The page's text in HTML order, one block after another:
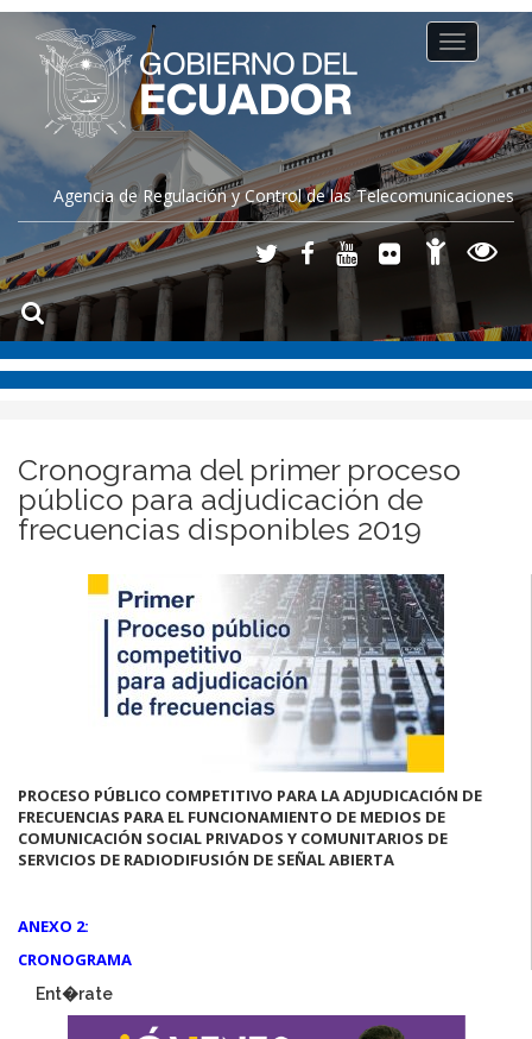
Agencia de Regulación y Control de las Telecomunicaciones
Toggle
navigation
Cronograma del primer proceso
público para adjudicación de
frecuencias disponibles 2019
PROCESO PÚBLICO COMPETITIVO PARA LA ADJUDICACIÓN DE
FRECUENCIAS PARA EL FUNCIONAMIENTO DE MEDIOS DE
COMUNICACIÓN SOCIAL PRIVADOS Y COMUNITARIOS DE
SERVICIOS DE RADIODIFUSIÓN DE SEÑAL ABIERTA
ANEXO 2:
CRONOGRAMA
Ent�rate